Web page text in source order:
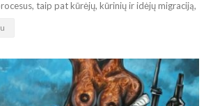
taip pat kūrėjų, kūrinių ir idėjų migraciją,